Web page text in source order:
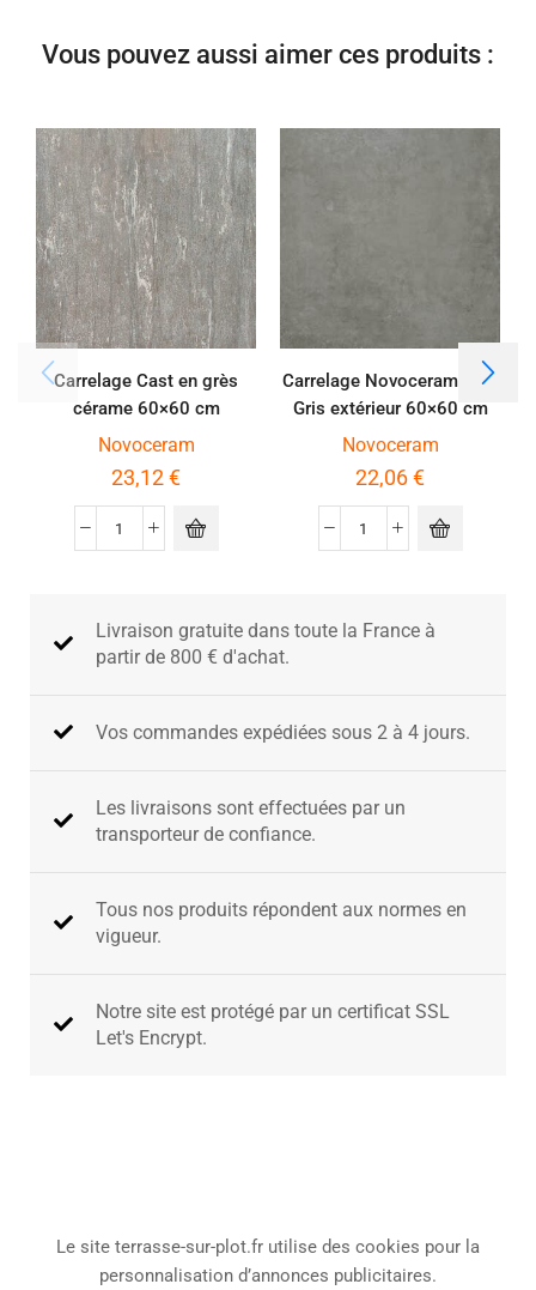
Vous pouvez aussi aimer ces produits :
Carrelage Cast en grès
cérame 60×60 cm
épaisseur 2 cm effet pierre
Novoceram
23,12€
Carrelage Novoceram Fast
Gris extérieur 60×60 cm
épaisseur 2 cm
Novoceram
22,06€
Livraison gratuite dans toute la France à
partir de 800 € d'achat​.
Vos commandes expédiées sous 2 à 4 jours.
Les livraisons sont effectuées par un
transporteur de confiance.
Tous nos produits répondent aux normes en
vigueur.
Notre site est protégé par un certificat SSL
Let's Encrypt.​
Le site terrasse-sur-plot.fr utilise des cookies pour la
personnalisation d’annonces publicitaires.